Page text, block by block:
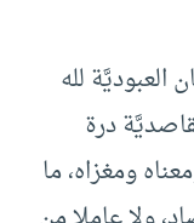
العبوديَّة لله
درة
ومغزاه، ما